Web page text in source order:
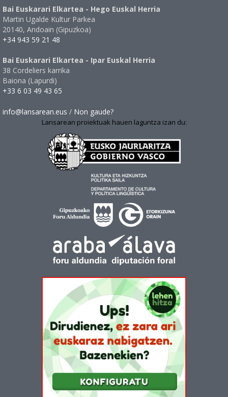
Bai Euskarari Elkartea - Hego Euskal Herria
Martin Ugalde Kultur Parkea
20140, Andoain (Gipuzkoa)
+34 943 59 21 48
Bai Euskarari Elkartea - Ipar Euskal Herria
38 Cordeliers karrika
Baiona (Lapurdi)
+33 6 03 49 43 65
info@lansarean.eus / Non gaude?
Lansarean proiektuak hauen laguntza izan du: